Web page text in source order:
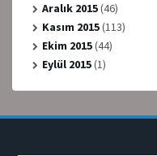
Aralık 2015(46)
Kasım 2015(113)
Ekim 2015(44)
Eylül 2015(1)